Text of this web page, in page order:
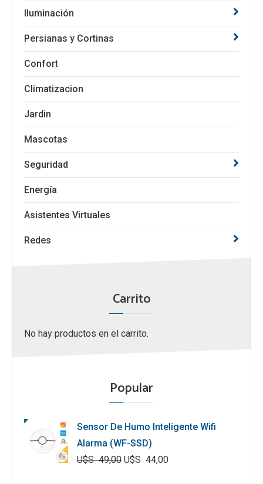
Iluminación
Persianas y Cortinas
Confort
Climatizacion
Jardin
Mascotas
Seguridad
Energía
Asistentes Virtuales
Redes
Carrito
No hay productos en el carrito.
Popular
Sensor De Humo Inteligente Wifi
Alarma (WF-SSD)
U$S49,00 U$S 44,00